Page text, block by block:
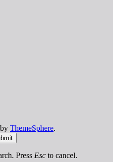
ThemeSphere.
Press Esc to cancel.